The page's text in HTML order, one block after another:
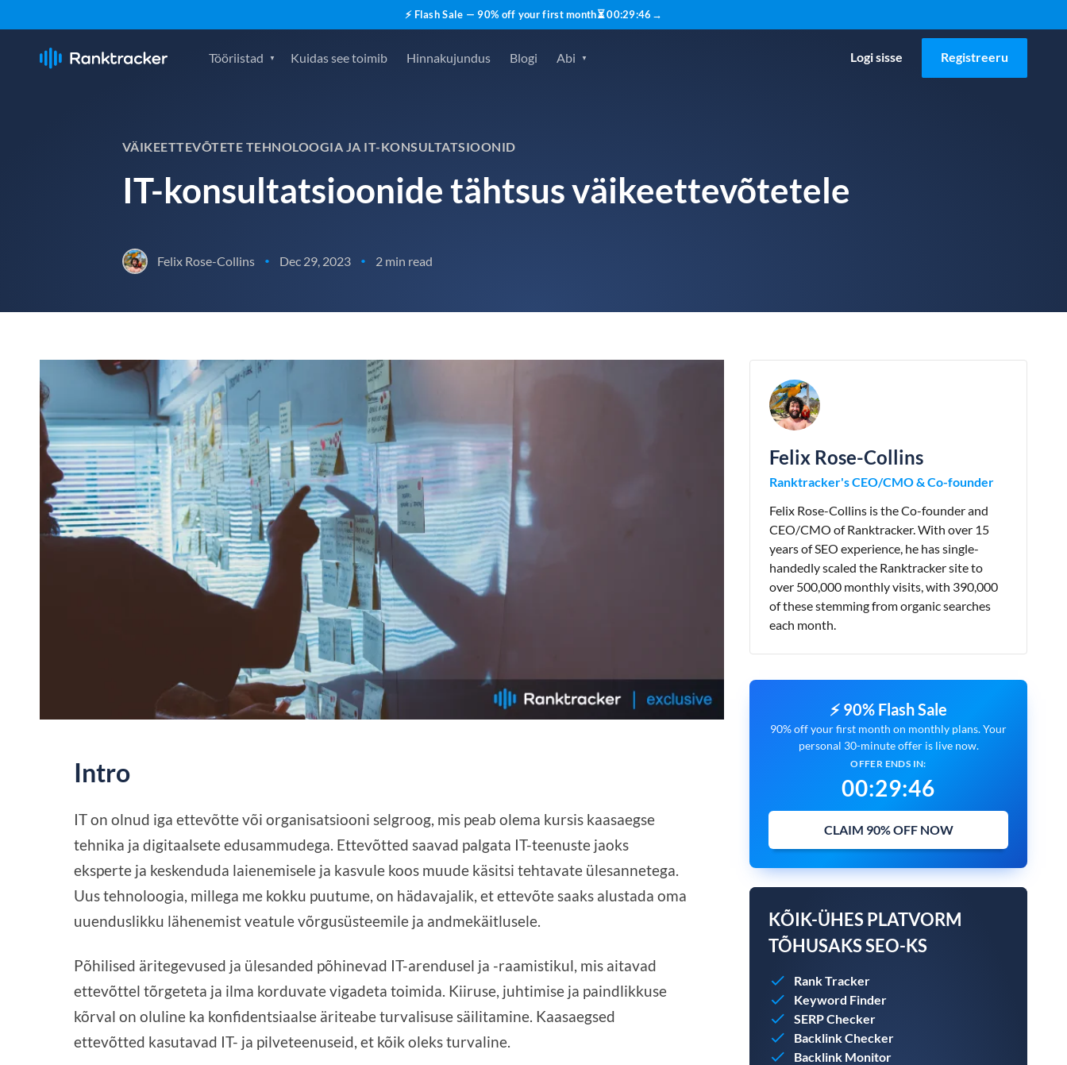
⚡ Flash Sale — 90% off your first month⏳00:29:45 →
Tööriistad Kuidas see toimib Hinnakujundus Blogi Abi Logi sisse Registreeru
VÄIKEETTEVÕTETE TEHNOLOOGIA JA IT-KONSULTATSIOONID
IT-konsultatsioonide tähtsus väikeettevõtetele
Felix Rose-Collins • Dec 29, 2023 • 2 min read
Intro
IT on olnud iga ettevõtte või organisatsiooni selgroog, mis peab olema kursis kaasaegse
tehnika ja digitaalsete edusammudega. Ettevõtted saavad palgata IT-teenuste jaoks
eksperte ja keskenduda laienemisele ja kasvule koos muude käsitsi tehtavate ülesannetega.
Uus tehnoloogia, millega me kokku puutume, on hädavajalik, et ettevõte saaks alustada oma
uuenduslikku lähenemist veatule võrgusüsteemile ja andmekäitlusele.
Põhilised äritegevused ja ülesanded põhinevad IT-arendusel ja -raamistikul, mis aitavad
ettevõttel tõrgeteta ja ilma korduvate vigadeta toimida. Kiiruse, juhtimise ja paindlikkuse
kõrval on oluline ka konfidentsiaalse äriteabe turvalisuse säilitamine. Kaasaegsed
ettevõtted kasutavad IT- ja pilveteenuseid, et kõik oleks turvaline.
Felix Rose-Collins
Ranktracker's CEO/CMO & Co-founder
Felix Rose-Collins is the Co-founder and
CEO/CMO of Ranktracker. With over 15
years of SEO experience, he has single-
handedly scaled the Ranktracker site to
over 500,000 monthly visits, with 390,000
of these stemming from organic searches
each month.
⚡ 90% Flash Sale
90% off your first month on monthly plans. Your
personal 30-minute offer is live now.
OFFER ENDS IN:
00:29:45
CLAIM 90% OFF NOW
KÕIK-ÜHES PLATVORM
TÕHUSAKS SEO-KS
Rank Tracker
Keyword Finder
SERP Checker
Backlink Checker
Backlink Monitor